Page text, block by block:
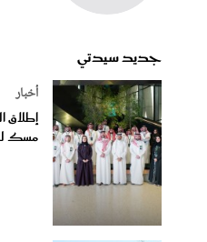
جديد سيدتي
أخبار
إطلاق
مسك